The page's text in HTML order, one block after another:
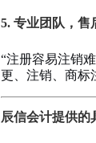
5. 专业团队，售
“注册容易注销
更、注销、商标
辰信会计提供的